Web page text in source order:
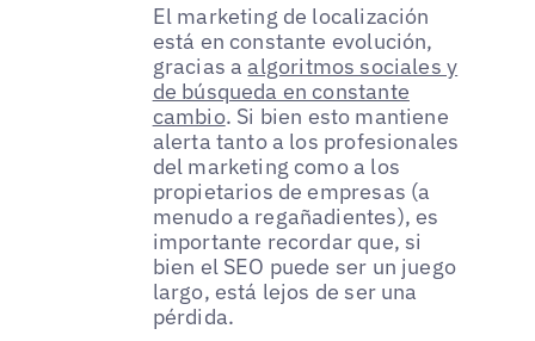
El marketing de localización
está en constante evolución,
gracias aalgoritmos sociales y
de búsqueda en constante
cambio. Si bien esto mantiene
alerta tanto a los profesionales
del marketing como a los
propietarios de empresas (a
menudo a regañadientes), es
importante recordar que, si
bien el SEO puede ser un juego
largo, está lejos de ser una
pérdida.